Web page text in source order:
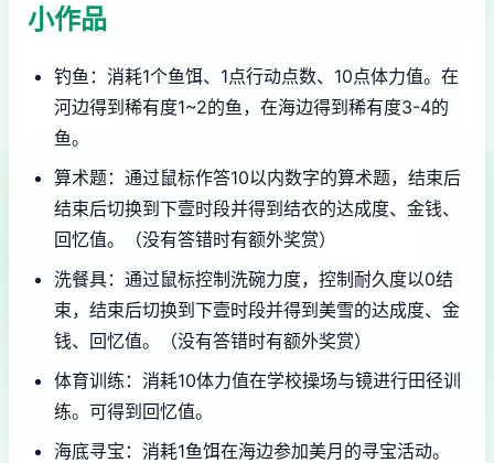
小作品
钓鱼：消耗1个鱼饵、1点行动点数、10点体力值。在
河边得到稀有度1~2的鱼，在海边得到稀有度3-4的
鱼。
算术题：通过鼠标作答10以内数字的算术题，结束后
结束后切换到下壹时段并得到结衣的达成度、金钱、
回忆值。（没有答错时有额外奖赏）
洗餐具：通过鼠标控制洗碗力度，控制耐久度以0结
束，结束后切换到下壹时段并得到美雪的达成度、金
钱、回忆值。（没有答错时有额外奖赏）
体育训练：消耗10体力值在学校操场与镜进行田径训
练。可得到回忆值。
海底寻宝：消耗1鱼饵在海边参加美月的寻宝活动。